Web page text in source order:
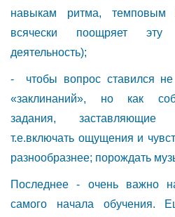
навыкам ритма,
всячески поощряет эту
деятельность);
- чтобы вопрос ставился не
«заклинаний», но как
задания, заставляющие
т.е.включать ощущения и
разнообразнее; порождать
Последнее - очень важно
самого начала обучения.